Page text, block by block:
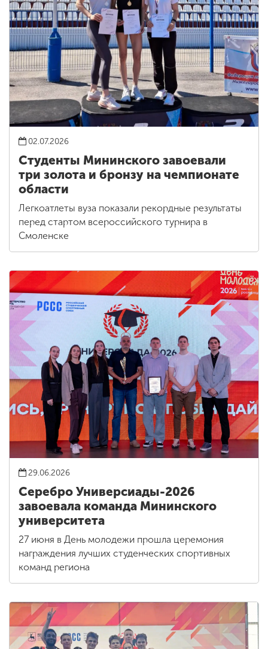
02.07.2026
Студенты Мининского завоевали
три золота и бронзу на чемпионате
области
Легкоатлеты вуза показали рекордные результаты
перед стартом всероссийского турнира в
Смоленске
29.06.2026
Серебро Универсиады-2026
завоевала команда Мининского
университета
27 июня в День молодежи прошла церемония
награждения лучших студенческих спортивных
команд региона